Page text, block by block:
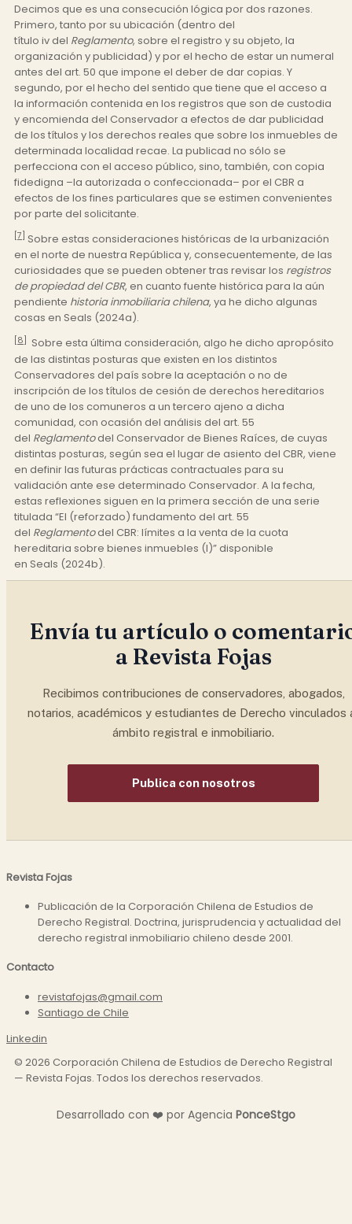
Decimos que es una consecución lógica por dos razones.
Primero, tanto por su ubicación (dentro del
título iv del Reglamento, sobre el registro y su objeto, la
organización y publicidad) y por el hecho de estar un numeral
antes del art. 50 que impone el deber de dar copias. Y
segundo, por el hecho del sentido que tiene que el acceso a
la información contenida en los registros que son de custodia
y encomienda del Conservador a efectos de dar publicidad
de los títulos y los derechos reales que sobre los inmuebles de
determinada localidad recae. La publicad no sólo se
perfecciona con el acceso público, sino, también, con copia
fidedigna –la autorizada o confeccionada– por el CBR a
efectos de los fines particulares que se estimen convenientes
por parte del solicitante.
[7] Sobre estas consideraciones históricas de la urbanización
en el norte de nuestra República y, consecuentemente, de las
curiosidades que se pueden obtener tras revisar los registros
de propiedad del CBR, en cuanto fuente histórica para la aún
pendiente historia inmobiliaria chilena, ya he dicho algunas
cosas en Seals (2024a).
[8] Sobre esta última consideración, algo he dicho apropósito
de las distintas posturas que existen en los distintos
Conservadores del país sobre la aceptación o no de
inscripción de los títulos de cesión de derechos hereditarios
de uno de los comuneros a un tercero ajeno a dicha
comunidad, con ocasión del análisis del art. 55
del Reglamentodel Conservador de Bienes Raíces, de cuyas
distintas posturas, según sea el lugar de asiento del CBR, viene
en definir las futuras prácticas contractuales para su
validación ante ese determinado Conservador. A la fecha,
estas reflexiones siguen en la primera sección de una serie
titulada “El (reforzado) fundamento del art. 55
del Reglamentodel CBR: límites a la venta de la cuota
hereditaria sobre bienes inmuebles (I)” disponible
en Seals (2024b).
Envía tu artículo o
a Revista Fojas
Recibimos contribuciones de conservadores, abogados,
notarios, académicos y estudiantes de Derecho vinculados
ámbito registral e inmobiliario.
Publica con nosotros
Revista Fojas
Publicación de la Corporación Chilena de Estudios de
Derecho Registral. Doctrina, jurisprudencia y actualidad del
derecho registral inmobiliario chileno desde 2001.
Contacto
revistafojas@gmail.com
Santiago de Chile
Linkedin
© 2026 Corporación Chilena de Estudios de Derecho Registral
— Revista Fojas. Todos los derechos reservados.
Desarrollado con ❤️ por Agencia PonceStgo